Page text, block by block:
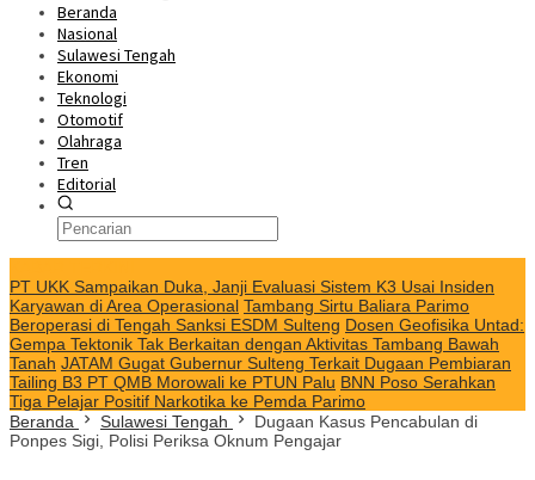
Beranda
Nasional
Sulawesi Tengah
Ekonomi
Teknologi
Otomotif
Olahraga
Tren
Editorial
PT UKK Sampaikan Duka, Janji Evaluasi Sistem K3 Usai Insiden
Karyawan di Area Operasional Tambang Sirtu Baliara Parimo
Beroperasi di Tengah Sanksi ESDM Sulteng Dosen Geofisika Untad:
Gempa Tektonik Tak Berkaitan dengan Aktivitas Tambang Bawah
Tanah JATAM Gugat Gubernur Sulteng Terkait Dugaan Pembiaran
Tailing B3 PT QMB Morowali ke PTUN Palu BNN Poso Serahkan
Tiga Pelajar Positif Narkotika ke Pemda Parimo
Beranda
Sulawesi Tengah
Dugaan Kasus Pencabulan di
Ponpes Sigi, Polisi Periksa Oknum Pengajar